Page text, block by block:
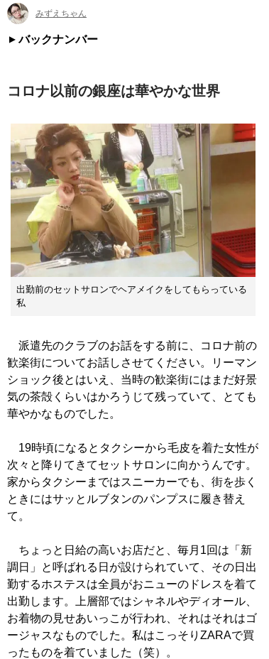
みずえちゃん
バックナンバー
コロナ以前の銀座は華やかな世界
出勤前のセットサロンでヘアメイクをしてもらっている
私
派遣先のクラブのお話をする前に、コロナ前の
歓楽街についてお話しさせてください。リーマン
ショック後とはいえ、当時の歓楽街にはまだ好景
気の茶殻くらいはかろうじて残っていて、とても
華やかなものでした。
19時頃になるとタクシーから毛皮を着た女性が
次々と降りてきてセットサロンに向かうんです。
家からタクシーまではスニーカーでも、街を歩く
ときにはサッとルブタンのパンプスに履き替え
て。
ちょっと日給の高いお店だと、毎月1回は「新
調日」と呼ばれる日が設けられていて、その日出
勤するホステスは全員がおニューのドレスを着て
出勤します。上層部ではシャネルやディオール、
お着物の見せあいっこが行われ、それはそれはゴ
ージャスなものでした。私はこっそりZARAで買
ったものを着ていました（笑）。